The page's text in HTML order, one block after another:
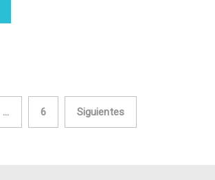
de entradas
… 6 Siguientes